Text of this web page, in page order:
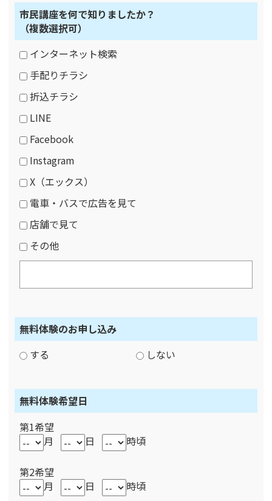
市民講座を何で知りましたか？
（複数選択可）
インターネット検索
手配りチラシ
折込チラシ
LINE
Facebook
Instagram
X（エックス）
電車・バスで広告を見て
店舗で見て
その他
無料体験のお申し込み
する
しない
無料体験希望日
第1希望
月
日 時頃
第2希望
月
日 時頃